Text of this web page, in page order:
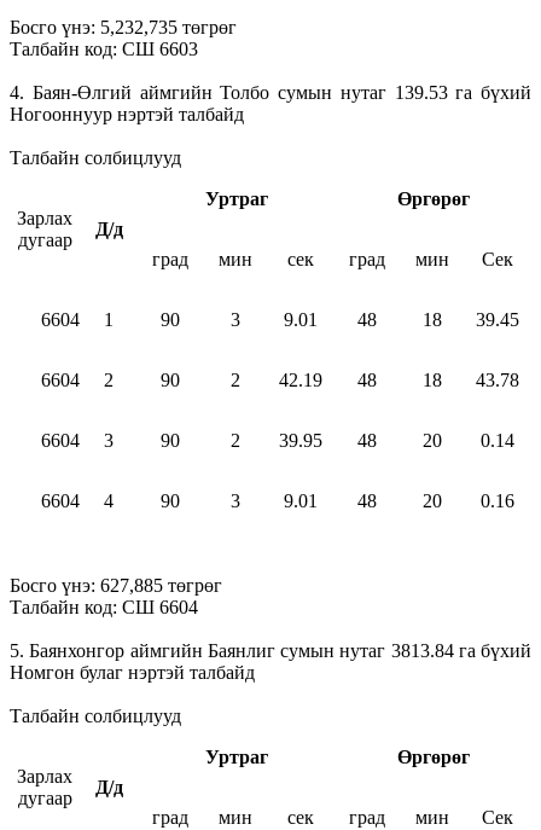
Босго үнэ: 5,232,735 төгрөг
Талбайн код: СШ 6603
4. Баян-Өлгий аймгийн Толбо сумын нутаг 139.53 га бүхий
Ногооннуур нэртэй талбайд
Талбайн солбицлууд
Зарлах
дугаар
Д/д
Уртраг Өргөрөг
град мин сек град мин Сек
6604 1 90 3 9.01 48 18 39.45
6604 2 90 2 42.19 48 18 43.78
6604 3 90 2 39.95 48 20 0.14
6604 4 90 3 9.01 48 20 0.16
Босго үнэ: 627,885 төгрөг
Талбайн код: СШ 6604
5. Баянхонгор аймгийн Баянлиг сумын нутаг 3813.84 га бүхий
Номгон булаг нэртэй талбайд
Талбайн солбицлууд
Зарлах
дугаар
Д/д
Уртраг Өргөрөг
град мин сек град мин Сек